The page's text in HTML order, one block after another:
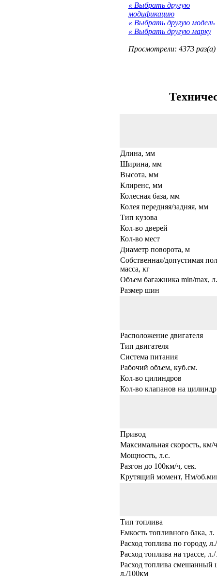
« Выбрать другую
модификацию
« Выбрать другую модель
« Выбрать другую марку
Просмотрели: 4373 раз(а)
Длина, мм
Ширина, мм
Высота, мм
Клиренс, мм
Колесная база, мм
Колея передняя/задняя, мм
Тип кузова
Кол-во дверей
Кол-во мест
Диаметр поворота, м
Собственная/допустимая
масса, кг
Объем багажника min/max, л.
Размер шин
Расположение двигателя
Тип двигателя
Система питания
Рабочий объем, куб.см.
Кол-во цилиндров
Кол-во клапанов на цилиндр
Привод
Максимальная скорость, км/ч
Мощность, л.с.
Разгон до 100км/ч, сек.
Крутящий момент, Нм/
Тип топлива
Емкость топливного бака, л.
Расход топлива по городу,
Расход топлива на трассе,
Расход топлива смешанный
л./100км